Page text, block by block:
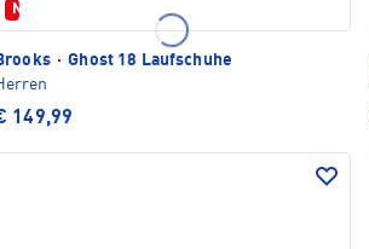
Neu
· Ghost 18 Laufschuhe
149,99